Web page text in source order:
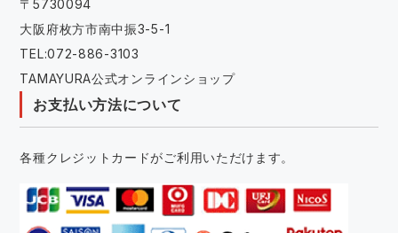
〒5730094
大阪府枚方市南中振3-5-1
TEL:072-886-3103
TAMAYURA公式オンラインショップ
お支払い方法について
各種クレジットカードがご利用いただけます。